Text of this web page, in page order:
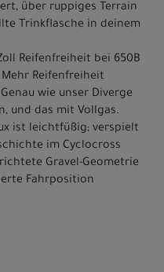
über ruppiges Terrain
Trinkflasche in deinem
Reifenfreiheit bei 650B
Reifenfreiheit
wie unser Diverge
und das mit Vollgas.
ist leichtfüßig; verspielt
im Cyclocross
Gravel-Geometrie
Fahrposition